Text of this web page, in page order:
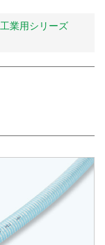
工業用シリーズ